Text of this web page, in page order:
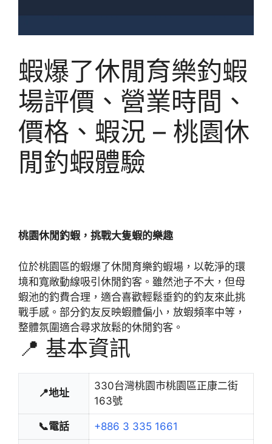
蝦爆了休閒育樂釣蝦
場評價、營業時間、
價格、蝦況 – 桃園休
閒釣蝦體驗
桃園休閒釣蝦，挑戰大隻蝦的樂趣
位於桃園區的蝦爆了休閒育樂釣蝦場，以乾淨的環
境和寬敞動線吸引休閒釣客。雖然池子不大，但母
蝦池的釣費合理，適合喜歡輕鬆垂釣的釣友來此挑
戰手感。部分釣友反映蝦體偏小，放蝦頻率中等，
整體氛圍適合尋求放鬆的休閒釣客。
📍 基本資訊
📍地址
330台灣桃園市桃園區正康二街
163號
📞電話 +886 3 335 1661